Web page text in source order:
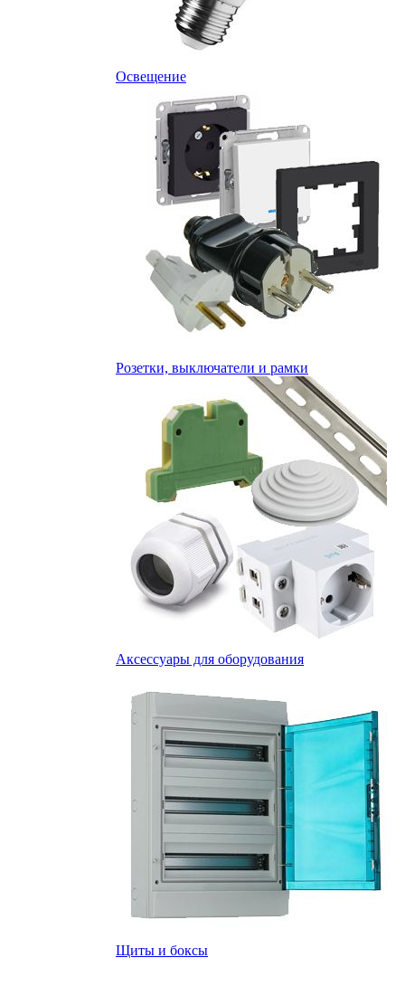
Освещение
Розетки, выключатели и рамки
Аксессуары для оборудования
Щиты и боксы